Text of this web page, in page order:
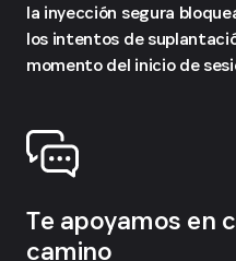
la inyección segura
los intentos de
momento del inicio de
Te apoyamos en
camino